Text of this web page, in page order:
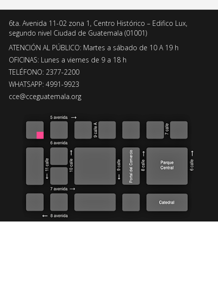
6ta. Avenida 11-02 zona 1, Centro Histórico – Edifico Lux,
segundo nivel Ciudad de Guatemala (01001)
ATENCIÓN AL PÚBLICO: Martes a sábado de 10 A 19 h
OFICINAS: Lunes a viernes de 9 a 18 h
TELÉFONO: 2377-2200
WHATSAPP: 4991-9923
cce@cceguatemala.org